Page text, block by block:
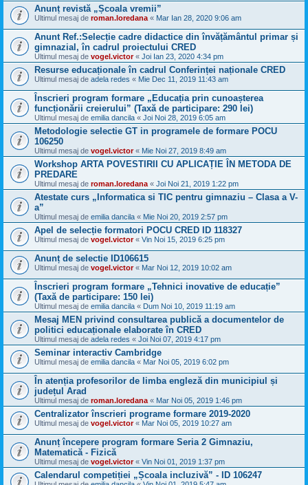
Anunț revistă „Școala vremii”
Ultimul mesaj de roman.loredana « Mar Ian 28, 2020 9:06 am
Anunt Ref.:Selecție cadre didactice din învățământul primar și
gimnazial, în cadrul proiectului CRED
Ultimul mesaj de vogel.victor« Joi Ian 23, 2020 4:34 pm
Resurse educaționale în cadrul Conferinței naționale CRED
Ultimul mesaj de adela redes « Mie Dec 11, 2019 11:43 am
Înscrieri program formare „Educația prin cunoașterea
funcționării creierului” (Taxă de participare: 290 lei)
Ultimul mesaj de emilia dancila « Joi Noi 28, 2019 6:05 am
Metodologie selectie GT in programele de formare POCU
106250
Ultimul mesaj de vogel.victor« Mie Noi 27, 2019 8:49 am
Workshop ARTA POVESTIRII CU APLICAȚIE ÎN METODA DE
PREDARE
Ultimul mesaj de roman.loredana « Joi Noi 21, 2019 1:22 pm
Atestate curs „Informatica si TIC pentru gimnaziu – Clasa a V-
a”
Ultimul mesaj de emilia dancila « Mie Noi 20, 2019 2:57 pm
Apel de selecție formatori POCU CRED ID 118327
Ultimul mesaj de vogel.victor« Vin Noi 15, 2019 6:25 pm
Anunț de selectie ID106615
Ultimul mesaj de vogel.victor« Mar Noi 12, 2019 10:02 am
Înscrieri program formare „Tehnici inovative de educație”
(Taxă de participare: 150 lei)
Ultimul mesaj de emilia dancila « Dum Noi 10, 2019 11:19 am
Mesaj MEN privind consultarea publică a documentelor de
politici educaționale elaborate în CRED
Ultimul mesaj de adela redes « Joi Noi 07, 2019 4:17 pm
Seminar interactiv Cambridge
Ultimul mesaj de emilia dancila « Mar Noi 05, 2019 6:02 pm
În atenția profesorilor de limba engleză din municipiul și
județul Arad
Ultimul mesaj de roman.loredana « Mar Noi 05, 2019 1:46 pm
Centralizator înscrieri programe formare 2019-2020
Ultimul mesaj de vogel.victor« Mar Noi 05, 2019 10:27 am
Anunț începere program formare Seria 2 Gimnaziu,
Matematică - Fizică
Ultimul mesaj de vogel.victor« Vin Noi 01, 2019 1:37 pm
Calendarul competiției „Școala incluzivă” - ID 106247